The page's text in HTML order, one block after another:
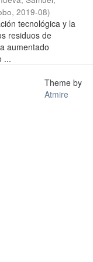
, 2019-08)
tecnológica y la
residuos de
aumentado
...
Theme by
Atmire